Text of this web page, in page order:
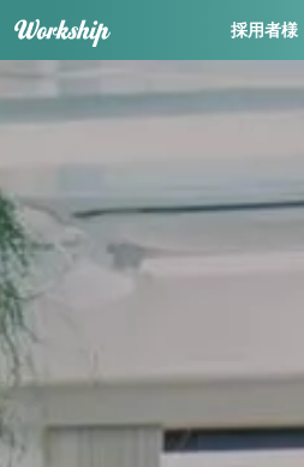
採用者様